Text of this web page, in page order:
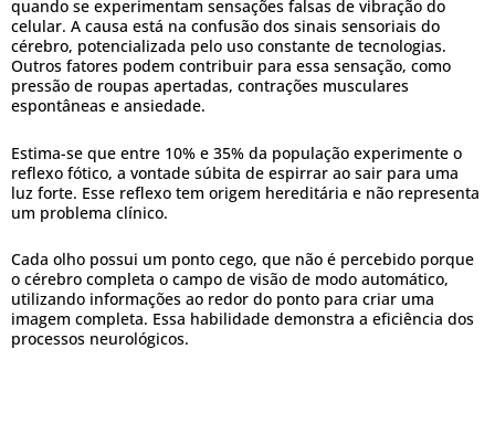
quando se experimentam sensações falsas de vibração do
celular. A causa está na confusão dos sinais sensoriais do
cérebro, potencializada pelo uso constante de tecnologias.
Outros fatores podem contribuir para essa sensação, como
pressão de roupas apertadas, contrações musculares
espontâneas e ansiedade.
Estima-se que entre 10% e 35% da população experimente o
reflexo fótico, a vontade súbita de espirrar ao sair para uma
luz forte. Esse reflexo tem origem hereditária e não representa
um problema clínico.
Cada olho possui um ponto cego, que não é percebido porque
o cérebro completa o campo de visão de modo automático,
utilizando informações ao redor do ponto para criar uma
imagem completa. Essa habilidade demonstra a eficiência dos
processos neurológicos.